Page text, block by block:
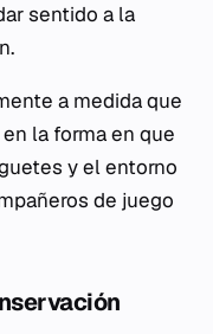
sentido a la
a medida que
la forma en que
y el entorno
de juego